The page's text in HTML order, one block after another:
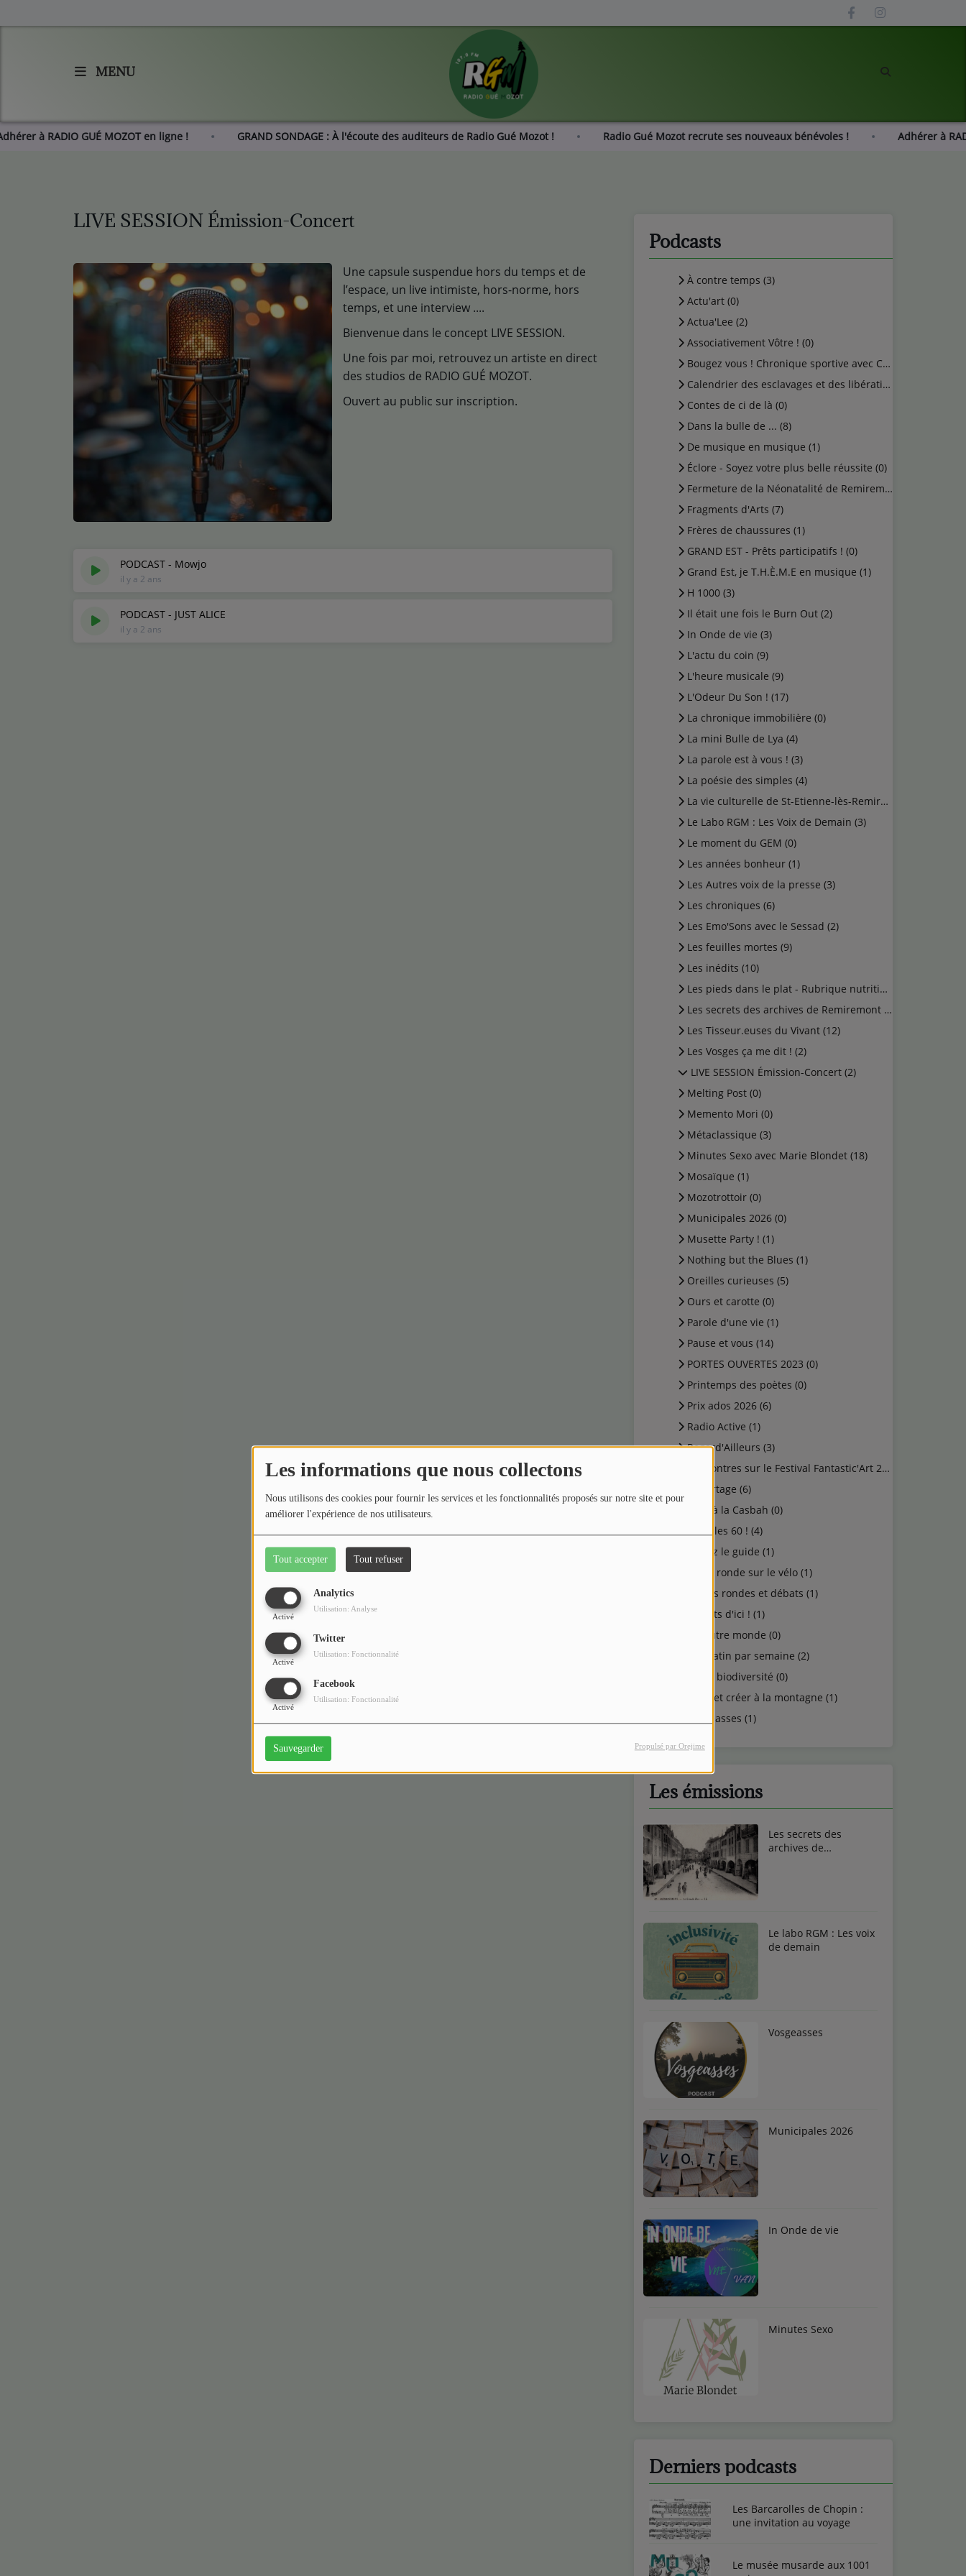
Les informations que nous collectons
Nous utilisons des cookies pour fournir les services et les fonctionnalités proposés sur notre site et pour
améliorer l'expérience de nos utilisateurs.
Tout accepter Tout refuser
Analytics
Activé
Utilisation: Analyse
Twitter
Activé
Utilisation: Fonctionnalité
Facebook
Activé
Utilisation: Fonctionnalité
Sauvegarder Propulsé par Orejime
MENU
Adhérer à RADIO GUÉ MOZOT en ligne ! GRAND SONDAGE : À l'écoute des auditeurs de Radio Gué Mozot ! Radio Gué Mozot recrute ses nouveaux bénévoles !
Agenda
LIVE SESSION Émission-Concert
Une capsule suspendue hors du temps et de
l’espace, un live intimiste, hors-norme, hors
temps, et une interview ....
Bienvenue dans le concept LIVE SESSION.
Une fois par moi, retrouvez un artiste en direct
des studios de RADIO GUÉ MOZOT.
Ouvert au public sur inscription.
PODCAST - Mowjo
il y a 2 ans
PODCAST - JUST ALICE
il y a 2 ans
Podcasts
À contre temps (3)
Actu'art (0)
Actua'Lee (2)
Associativement Vôtre ! (0)
Bougez vous ! Chronique sportive avec Cédric (0)
Calendrier des esclavages et des libérations (1)
Contes de ci de là (0)
Dans la bulle de ... (8)
De musique en musique (1)
Éclore - Soyez votre plus belle réussite (0)
Fermeture de la Néonatalité de Remiremont (0)
Fragments d'Arts (7)
Frères de chaussures (1)
GRAND EST - Prêts participatifs ! (0)
Grand Est, je T.H.È.M.E en musique (1)
H 1000 (3)
Il était une fois le Burn Out (2)
In Onde de vie (3)
L'actu du coin (9)
L'heure musicale (9)
L'Odeur Du Son ! (17)
La chronique immobilière (0)
La mini Bulle de Lya (4)
La parole est à vous ! (3)
La poésie des simples (4)
La vie culturelle de St-Etienne-lès-Remiremont (1)
Le Labo RGM : Les Voix de Demain (3)
Le moment du GEM (0)
Les années bonheur (1)
Les Autres voix de la presse (3)
Les chroniques (6)
Les Emo'Sons avec le Sessad (2)
Les feuilles mortes (9)
Les inédits (10)
Les pieds dans le plat - Rubrique nutrition (0)
Les secrets des archives de Remiremont (2)
Les Tisseur.euses du Vivant (12)
Les Vosges ça me dit ! (2)
LIVE SESSION Émission-Concert (2)
Melting Post (0)
Memento Mori (0)
Métaclassique (3)
Minutes Sexo avec Marie Blondet (18)
Mosaïque (1)
Mozotrottoir (0)
Municipales 2026 (0)
Musette Party ! (1)
Nothing but the Blues (1)
Oreilles curieuses (5)
Ours et carotte (0)
Parole d'une vie (1)
Pause et vous (14)
PORTES OUVERTES 2023 (0)
Printemps des poètes (0)
Prix ados 2026 (6)
Radio Active (1)
Regard'Ailleurs (3)
Rencontres sur le Festival Fantastic'Art 2023 (0)
Reportage (6)
Rock à la Casbah (0)
Salut les 60 ! (4)
Suivez le guide (1)
Table ronde sur le vélo (1)
Tables rondes et débats (1)
Talents d'ici ! (1)
Un autre monde (0)
Un matin par semaine (2)
Vie et biodiversité (0)
Vivre et créer à la montagne (1)
Vosgeasses (1)
Les émissions
Les secrets des
archives de
Le labo RGM : Les voix
de demain
Vosgeasses
Municipales 2026
In Onde de vie
Minutes Sexo
Derniers podcasts
Les Barcarolles de Chopin :
une invitation au voyage
Le musée musarde aux 1001